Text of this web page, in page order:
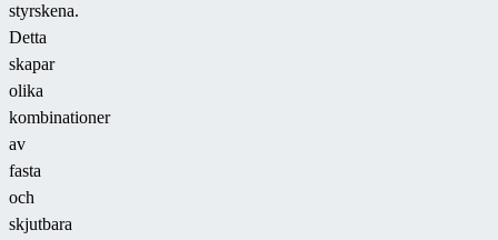
styrskena.
Detta
skapar
olika
kombinationer
av
fasta
och
skjutbara